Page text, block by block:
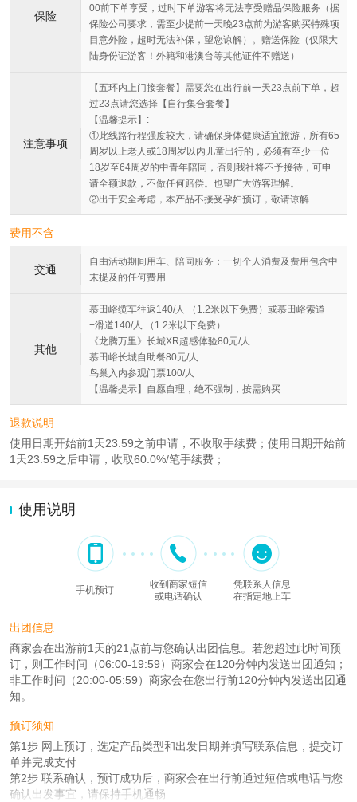
保险
00前下单享受，过时下单游客将无法享受赠品保险服务（据
保险公司要求，需至少提前一天晚23点前为游客购买特殊项
目意外险，超时无法补保，望您谅解）。赠送保险（仅限大
陆身份证游客！外籍和港澳台等其他证件不赠送）
注意事项
【五环内上门接套餐】需要您在出行前一天23点前下单，超
过23点请您选择【自行集合套餐】
【温馨提示】:
①此线路行程强度较大，请确保身体健康适宜旅游，所有65
周岁以上老人或18周岁以内儿童出行的，必须有至少一位
18岁至64周岁的中青年陪同，否则我社将不予接待，可申
请全额退款，不做任何赔偿。也望广大游客理解。
②出于安全考虑，本产品不接受孕妇预订，敬请谅解
费用不含
交通
自由活动期间用车、陪同服务；一切个人消费及费用包含中
末提及的任何费用
其他
慕田峪缆车往返140/人 （1.2米以下免费）或慕田峪索道
+滑道140/人 （1.2米以下免费）
《龙腾万里》长城XR超感体验80元/人
慕田峪长城自助餐80元/人
鸟巢入内参观门票100/人
【温馨提示】自愿自理，绝不强制，按需购买
退款说明
使用日期开始前1天23:59之前申请，不收取手续费；使用日期开始前
1天23:59之后申请，收取60.0%/笔手续费；
使用说明
手机预订
收到商家短信
或电话确认
凭联系人信息
在指定地上车
出团信息
商家会在出游前1天的21点前与您确认出团信息。若您超过此时间预
订，则工作时间（06:00-19:59）商家会在120分钟内发送出团通知；
非工作时间（20:00-05:59）商家会在您出行前120分钟内发送出团通
知。
预订须知
第1步 网上预订，选定产品类型和出发日期并填写联系信息，提交订
单并完成支付
第2步 联系确认，预订成功后，商家会在出行前通过短信或电话与您
确认出发事宜，请保持手机通畅